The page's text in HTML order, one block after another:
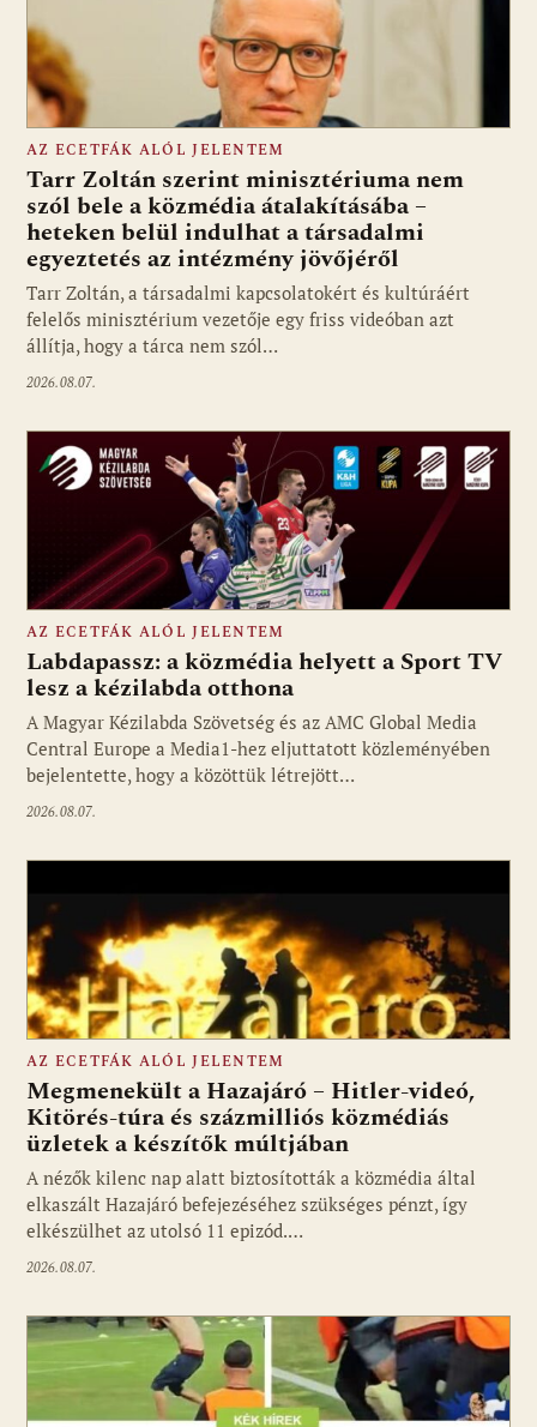
Fotó: media1.hu
AZ ECETFÁK ALÓL JELENTEM
Tarr Zoltán szerint minisztériuma nem
szól bele a közmédia átalakításába –
heteken belül indulhat a társadalmi
egyeztetés az intézmény jövőjéről
Tarr Zoltán, a társadalmi kapcsolatokért és kultúráért
felelős minisztérium vezetője egy friss videóban azt
állítja, hogy a tárca nem szól…
2026.08.07.
Fotó: media1.hu
AZ ECETFÁK ALÓL JELENTEM
Labdapassz: a közmédia helyett a Sport TV
lesz a kézilabda otthona
A Magyar Kézilabda Szövetség és az AMC Global Media
Central Europe a Media1-hez eljuttatott közleményében
bejelentette, hogy a közöttük létrejött…
2026.08.07.
Fotó: media1.hu
AZ ECETFÁK ALÓL JELENTEM
Megmenekült a Hazajáró – Hitler-videó,
Kitörés-túra és százmilliós közmédiás
üzletek a készítők múltjában
A nézők kilenc nap alatt biztosították a közmédia által
elkaszált Hazajáró befejezéséhez szükséges pénzt, így
elkészülhet az utolsó 11 epizód.…
2026.08.07.